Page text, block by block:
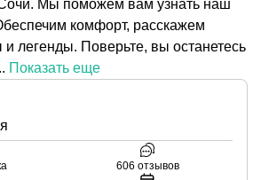
Мы поможем вам узнать наш
комфорт, расскажем
легенды. Поверьте, вы останетесь
Показать еще
606 отзывов